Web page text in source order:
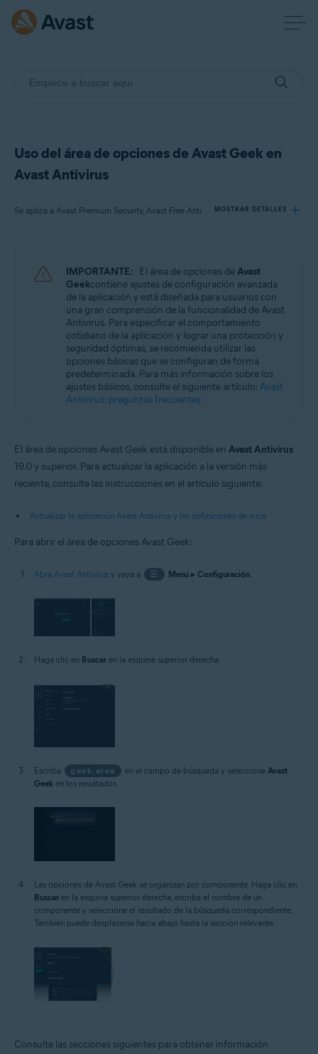
Uso del área de opciones de Avast Geek en
Avast Antivirus
Se aplica a Avast Premium Security, Avast Free Antivirus MOSTRAR DETALLES
Avast Premium Security 22.x
Avast Free Antivirus 22.x
Sistemas operativos:
Microsoft Windows 11 Home/Pro/Enterprise/Education
Microsoft Windows 10 Home/Pro/Enterprise/Education - 32 o 64 bits
Microsoft Windows 8.1/Pro/Enterprise - 32 o 64 bits
Microsoft Windows 8/Pro/Enterprise - 32 o 64 bits
Microsoft Windows 7 Home Basic/Home
IMPORTANTE: El área de opciones deAvast
Geekcontiene ajustes de configuración avanzada
de la aplicación y está diseñada para usuarios con
una gran comprensión de la funcionalidad de Avast
Antivirus. Para especificar el comportamiento
cotidiano de la aplicación y lograr una protección y
seguridad óptimas, se recomienda utilizar las
opciones básicas que se configuran de forma
predeterminada. Para más información sobre los
ajustes básicos, consulte el siguiente artículo: Avast
Antivirus: preguntas frecuentes
El área de opciones Avast Geek está disponible en Avast Antivirus
19.0 y superior. Para actualizar la aplicación a la versión más
reciente, consulte las instrucciones en el artículo siguiente:
Actualizar la aplicación Avast Antivirus y las definiciones de virus
Para abrir el área de opciones Avast Geek:
Abra Avast Antivirus y vaya a ☰ Menú▸ Configuración.
Haga clic en Buscar en la esquina superior derecha.
Escriba geek:area en el campo de búsqueda y seleccione Avast
Geek en los resultados.
Las opciones de Avast Geek se organizan por componente. Haga clic en
Buscar en la esquina superior derecha, escriba el nombre de un
componente y seleccione el resultado de la búsqueda correspondiente.
También puede desplazarse hacia abajo hasta la sección relevante.
Consulte las secciones siguientes para obtener información